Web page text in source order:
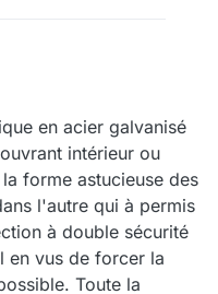
en acier galvanisé
intérieur ou
forme astucieuse des
l'autre qui à permis
à double sécurité
en vus de forcer la
Toute la